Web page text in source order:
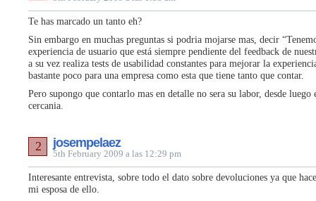
Te has marcado un tanto eh?
Sin embargo en muchas preguntas si podria mojarse mas, decir
experiencia de usuario que está siempre pendiente del feedback de
a su vez realiza tests de usabilidad constantes para mejorar la
bastante poco para una empresa como esta que tiene tanto que contar.
Pero supongo que contarlo mas en detalle no sera su labor, desde luego
cercania.
josempelaez
5th February 2009 a las 12:29 pm
2
Interesante entrevista, sobre todo el dato sobre devoluciones ya que
mi esposa de ello.